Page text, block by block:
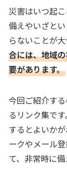
災害はいつ起
備えやいざと
らないことが大
合には、地域
要があります。
今回ご紹介す
るリンク集で
するとよいか
ークやメール
て、非常時に備